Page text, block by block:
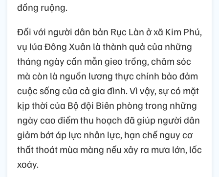
đồng ruộng.
Đối với người dân bản Rục Làn ở xã Kim Phú,
vụ lúa Đông Xuân là thành quả của những
tháng ngày cần mẫn gieo trồng, chăm sóc
mà còn là nguồn lương thực chính bảo đảm
cuộc sống của cả gia đình. Vì vậy, sự có mặt
kịp thời của Bộ đội Biên phòng trong những
ngày cao điểm thu hoạch đã giúp người dân
giảm bớt áp lực nhân lực, hạn chế nguy cơ
thất thoát mùa màng nếu xảy ra mưa lớn, lốc
xoáy.